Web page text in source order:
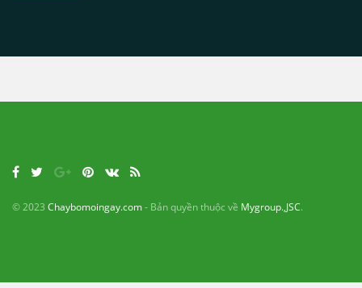
© 2023 Chaybomoingay.com- Bản quyền thuộc về Mygroup.,JSC.